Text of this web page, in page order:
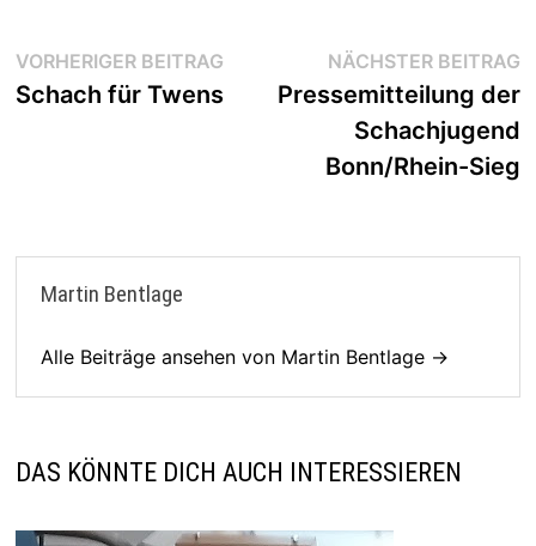
Beitragsnavigation
VORHERIGER BEITRAGVorheriger
Beitrag:
Schach für Twens
NÄCHSTER BEITRAG
Pressemitteilung der
Schachjugend
Bonn/Rhein-Sieg
Martin Bentlage
Alle Beiträge ansehen von Martin Bentlage →
DAS KÖNNTE DICH AUCH INTERESSIEREN